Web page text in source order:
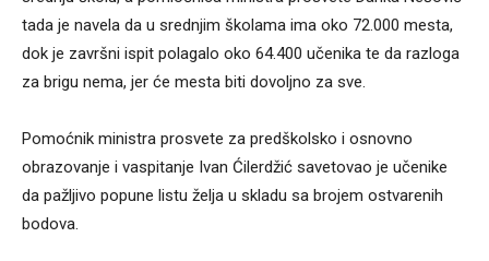
tada je navela da u srednjim školama ima oko 72.000 mesta,
dok je završni ispit polagalo oko 64.400 učenika te da razloga
za brigu nema, jer će mesta biti dovoljno za sve.
Pomoćnik ministra prosvete za predškolsko i osnovno
obrazovanje i vaspitanje Ivan Ćilerdžić savetovao je učenike
da pažljivo popune listu želja u skladu sa brojem ostvarenih
bodova.